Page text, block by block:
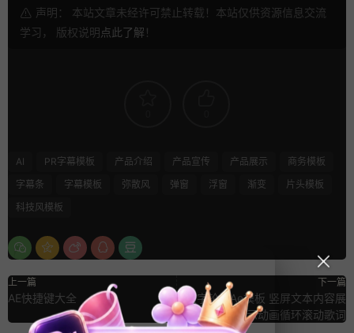
声明： 本站文章未经许可禁止转载！本站仅供资源信息交流
学习， 版权说明点此了解 ！
AI PR字幕模板 产品介绍 产品宣传 产品展示
商务模板
字幕条
字幕模板 弥散风 弹窗 浮窗 渐变
片头模板
科技风模板
上一篇
AE快捷键大全
下一篇
文字轮播Ae模板 竖屏文本内容展
示动画循环滚动歌词